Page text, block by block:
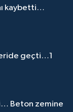
kaybetti…
geçti…1
Beton zemine